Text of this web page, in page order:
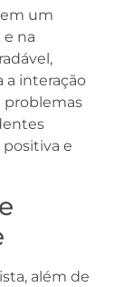
um
na
a interação
problemas
e
além de